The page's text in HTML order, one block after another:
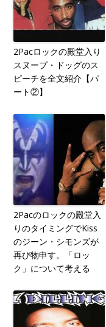
2Pacロックの殿堂入り
スヌープ・ドッグのス
ピーチを全文紹介【パ
ート②】
2Pacのロックの殿堂入
りのタイミングでKiss
のジーン・シモンズが
再び物申す。「ロッ
ク」について考える